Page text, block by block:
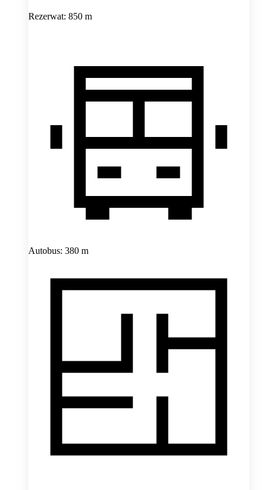
Rezerwat: 850 m
Autobus: 380 m